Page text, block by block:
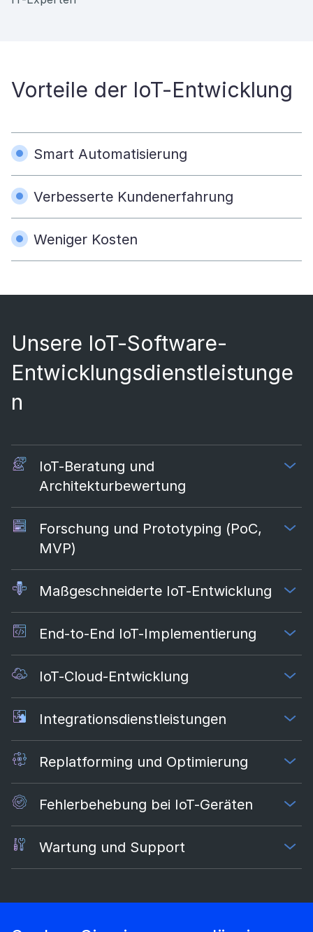
Vorteile der IoT-Entwicklung​
Smart Automatisierung
Verbesserte Kundenerfahrung
Weniger Kosten
Unsere IoT-Software-
Entwicklungsdienstleistunge
n
IoT-Beratung und
Architekturbewertung
Forschung und Prototyping (PoC,
MVP)
Maßgeschneiderte IoT-Entwicklung
End-to-End IoT-Implementierung
IoT-Cloud-Entwicklung
Integrationsdienstleistungen
Replatforming und Optimierung
Fehlerbehebung bei IoT-Geräten
Wartung und Support